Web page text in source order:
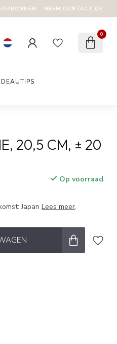
NEEM CONTACT OP
0
20,5 CM, ± 20
Op voorraad
JapanLees meer.